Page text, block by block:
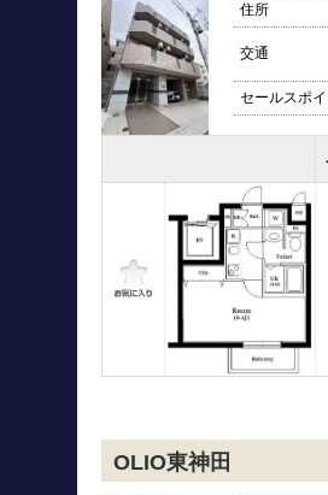
住所
交通
セールスポ
OLIO東神田